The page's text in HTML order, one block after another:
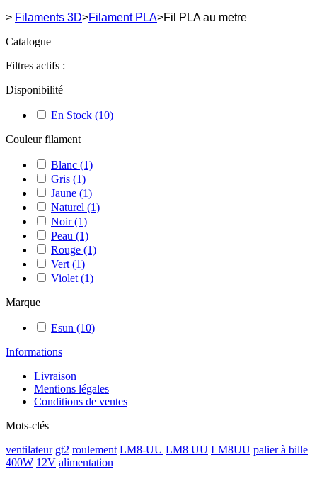
> Filaments 3D>Filament PLA>Fil PLA au metre
Catalogue
Filtres actifs :
Disponibilité
En Stock (10)
Couleur filament
Blanc (1)
Gris (1)
Jaune (1)
Naturel (1)
Noir(1)
Peau (1)
Rouge (1)
Vert (1)
Violet (1)
Marque
Esun (10)
Informations
Livraison
Mentions légales
Conditions de ventes
Mots-clés
ventilateur gt2 roulement LM8-UU LM8 UU LM8UU palier à bille
400W 12V alimentation